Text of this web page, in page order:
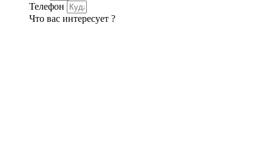
Телефон
Что вас интересует ?